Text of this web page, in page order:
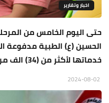
اخبار وتقارير
حتى اليوم الخامس من
الحسين (ع) الطبية مدفوعة
خدماتها لأكثر من (34) الف مراجع